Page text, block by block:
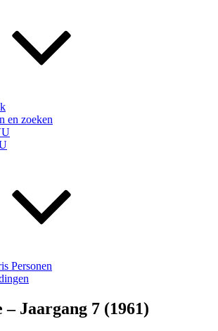
en zoeken
Personen
– Jaargang 7 (1961)